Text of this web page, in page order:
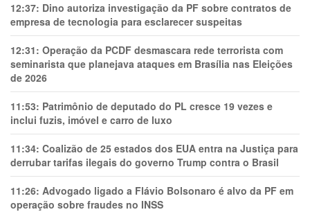
12:37: Dino autoriza investigação da PF sobre contratos de
empresa de tecnologia para esclarecer suspeitas
12:31: Operação da PCDF desmascara rede terrorista com
seminarista que planejava ataques em Brasília nas Eleições
de 2026
11:53: Patrimônio de deputado do PL cresce 19 vezes e
inclui fuzis, imóvel e carro de luxo
11:34: Coalizão de 25 estados dos EUA entra na Justiça para
derrubar tarifas ilegais do governo Trump contra o Brasil
11:26: Advogado ligado a Flávio Bolsonaro é alvo da PF em
operação sobre fraudes no INSS